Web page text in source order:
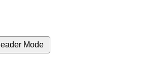
Mode